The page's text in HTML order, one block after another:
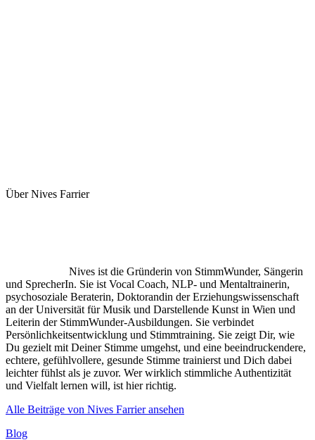
Über Nives Farrier
Nives ist die Gründerin von StimmWunder, Sängerin
und SprecherIn. Sie ist Vocal Coach, NLP- und Mentaltrainerin,
psychosoziale Beraterin, Doktorandin der Erziehungswissenschaft
an der Universität für Musik und Darstellende Kunst in Wien und
Leiterin der StimmWunder-Ausbildungen. Sie verbindet
Persönlichkeitsentwicklung und Stimmtraining. Sie zeigt Dir, wie
Du gezielt mit Deiner Stimme umgehst, und eine beeindruckendere,
echtere, gefühlvollere, gesunde Stimme trainierst und Dich dabei
leichter fühlst als je zuvor. Wer wirklich stimmliche Authentizität
und Vielfalt lernen will, ist hier richtig.
Alle Beiträge von Nives Farrier ansehen
Kategorien
Blog